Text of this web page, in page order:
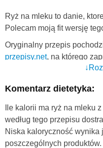
Ryż na mleku to danie,
Polecam moją fit wersję
Oryginalny przepis
przepisy.net, na którego
Komentarz dietetyka:
Ile kalorii ma ryż na mleku
według tego przepisu
Niska kaloryczność
poszczególnych produktów.